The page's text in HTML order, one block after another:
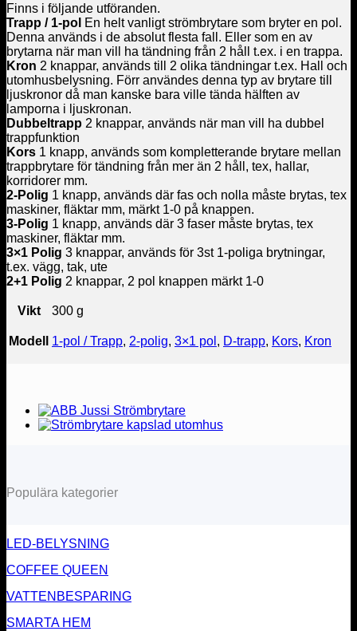
Finns i följande utföranden.
Trapp / 1-pol En helt vanligt strömbrytare som bryter en pol.
Denna används i de absolut flesta fall. Eller som en av
brytarna när man vill ha tändning från 2 håll t.ex. i en trappa.
Kron 2 knappar, används till 2 olika tändningar t.ex. Hall och
utomhusbelysning. Förr användes denna typ av brytare till
ljuskronor då man kanske bara ville tända hälften av
lamporna i ljuskronan.
Dubbeltrapp 2 knappar, används när man vill ha dubbel
trappfunktion
Kors 1 knapp, används som kompletterande brytare mellan
trappbrytare för tändning från mer än 2 håll, tex, hallar,
korridorer mm.
2-Polig 1 knapp, används där fas och nolla måste brytas, tex
maskiner, fläktar mm, märkt 1-0 på knappen.
3-Polig 1 knapp, används där 3 faser måste brytas, tex
maskiner, fläktar mm.
3×1 Polig 3 knappar, används för 3st 1-poliga brytningar,
t.ex. vägg, tak, ute
2+1 Polig 2 knappar, 2 pol knappen märkt 1-0
Vikt 300 g
Modell 1-pol / Trapp, 2-polig, 3×1 pol , D-trapp, Kors, Kron
Populära kategorier
LED-BELYSNING
COFFEE QUEEN
VATTENBESPARING
SMARTA HEM